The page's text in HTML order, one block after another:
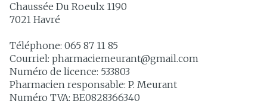
Chaussée Du Roeulx 1190
7021 Havré
Téléphone: 065 87 11 85
Courriel: pharmaciemeurant@gmail.com
Numéro de licence: 533803
Pharmacien responsable: P. Meurant
Numéro TVA: BE0828366340